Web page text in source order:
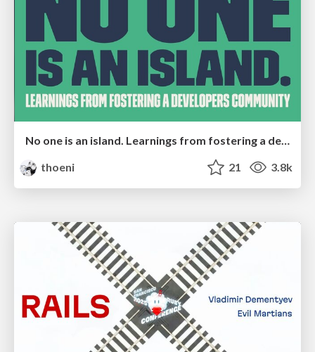
No one is an island. Learnings from fostering a developers community.
thoeni
21 3.8k